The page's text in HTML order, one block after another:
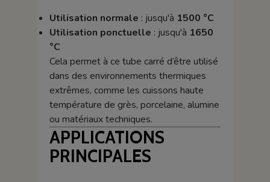
Utilisation normale : jusqu'à 1500 °C
Utilisation ponctuelle : jusqu'à 1650
°C
Cela permet à ce tube carré d’être utilisé
dans des environnements thermiques
extrêmes, comme les cuissons haute
température de grès, porcelaine, alumine
ou matériaux techniques.
APPLICATIONS
PRINCIPALES